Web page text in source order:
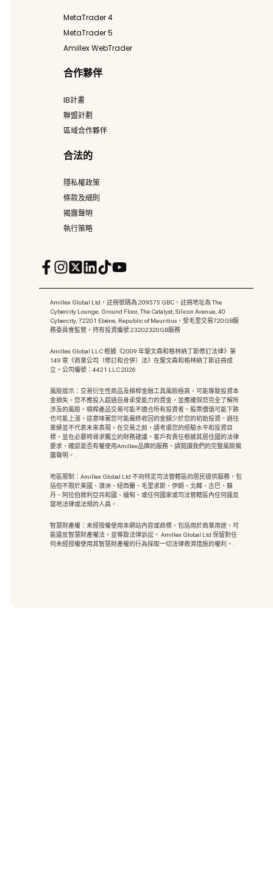
MetaTrader 4
MetaTrader 5
Amillex WebTrader
合作夥伴
IB計畫
聯盟計劃
區域合作夥伴
合法的
隱私權政策
條款及細則
揭露聲明
執行策略
Amillex Global Ltd，註冊號碼為 209575 GBC，註冊地址為 The
Cybercity Lounge, Ground Floor, The Catalyst, Silicon Avenue, 40
Cybercity, 72201 Ebène, Republic of Mauritius，受毛里交易720GB服
務委員會監管，持有投資編號 23202320GB服務
Amillex Global LLC 根據《2009 年聖文森和格林納丁斯修訂法律》第
149 章《商業公司（修訂和合併）法》在聖文森和格林納丁斯註冊成
立。公司編號：4421 LLC 2026
風險提示：交易衍生性商品及槓桿金融工具風險極高，可能導致投資本
金損失。您不應投入超過自身承受能力的資金，並應確保您完全了解所
涉及的風險。槓桿產品交易可能不適合所有投資者。股票價值可能下跌
也可能上漲，這意味著您可能最終收回的金額少於您的初始投資。過往
業績並不代表未來表現。在交易之前，請考慮您的經驗水平和投資目
標，並在必要時尋求獨立的財務建議。客戶有責任根據其居住國的法律
要求，確認是否有權使用Amillex品牌的服務。請閱讀我們的完整風險揭
露聲明。.
地區限制：Amillex Global Ltd 不向特定司法管轄區的居民提供服務，包
括但不限於美國、澳洲、紐西蘭、毛里求斯、伊朗、北韓、古巴、蘇
丹、阿拉伯敘利亞共和國、緬甸，或任何國家或司法管轄區內任何違反
當地法律或法規的人員。.
智慧財產權：未經授權使用本網站內容或商標，包括用於商業用途，可
能違反智慧財產權法，並導致法律訴訟。 Amillex Global Ltd 保留對任
何未經授權使用其智慧財產權的行為採取一切法律救濟措施的權利。.